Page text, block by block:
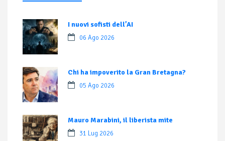
I nuovi sofisti dell’AI
06 Ago 2026
Chi ha impoverito la Gran Bretagna?
05 Ago 2026
Mauro Marabini, il liberista mite
31 Lug 2026